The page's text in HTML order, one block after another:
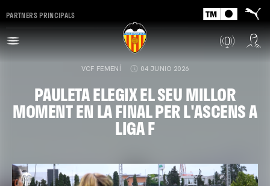
PARTNERS PRINCIPALS
VCF FEMENÍ 04 JUNIO 2026
PAULETA ELEGIX EL SEU MILLOR
MOMENT EN LA FINAL PER L'ASCENS A
LIGA F